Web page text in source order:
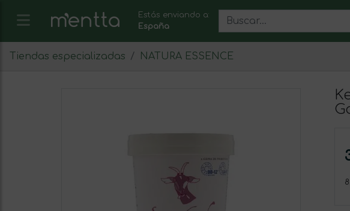
Estás enviando a:
España
Tiendas especializadas NATURA ESSENCE